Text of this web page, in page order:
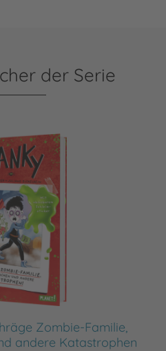
der Serie
Zombie-Familie,
andere Katastrophen